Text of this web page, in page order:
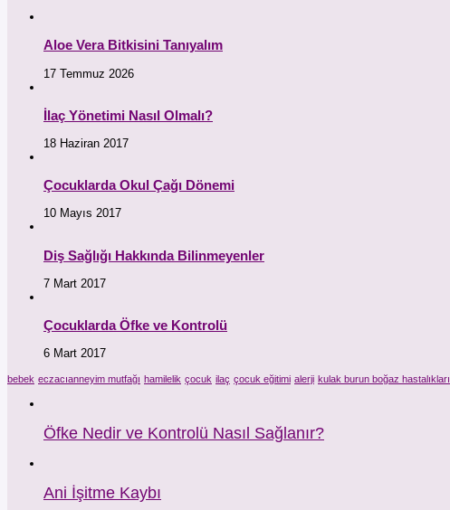
Aloe Vera Bitkisini Tanıyalım
17 Temmuz 2026
İlaç Yönetimi Nasıl Olmalı?
18 Haziran 2017
Çocuklarda Okul Çağı Dönemi
10 Mayıs 2017
Diş Sağlığı Hakkında Bilinmeyenler
7 Mart 2017
Çocuklarda Öfke ve Kontrolü
6 Mart 2017
bebek eczacıanneyim mutfağı hamilelik çocuk ilaç çocuk eğitimi alerji kulak burun boğaz hastalıkları
Öfke Nedir ve Kontrolü Nasıl Sağlanır?
Ani İşitme Kaybı